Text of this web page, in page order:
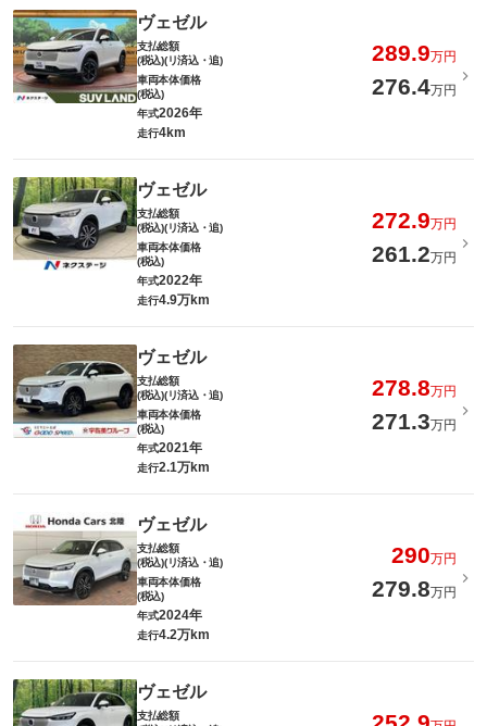
ヴェゼル
支払総額
(税込)(リ済込・追)
289.9万円
車両本体価格
(税込)
276.4万円
年式2026年
走行4km
ヴェゼル
支払総額
(税込)(リ済込・追)
272.9万円
車両本体価格
(税込)
261.2万円
年式2022年
走行4.9万km
ヴェゼル
支払総額
(税込)(リ済込・追)
278.8万円
車両本体価格
(税込)
271.3万円
年式2021年
走行2.1万km
ヴェゼル
支払総額
(税込)(リ済込・追)
290万円
車両本体価格
(税込)
279.8万円
年式2024年
走行4.2万km
ヴェゼル
支払総額